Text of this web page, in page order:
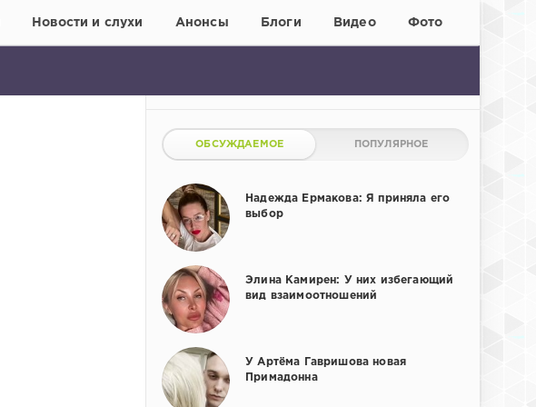
Новости и слухи Анонсы Блоги Видео Фото
ОБСУЖДАЕМОЕ ПОПУЛЯРНОЕ
Надежда Ермакова: Я приняла его
выбор
Элина Камирен: У них избегающий
вид взаимоотношений
У Артёма Гавришова новая
Примадонна